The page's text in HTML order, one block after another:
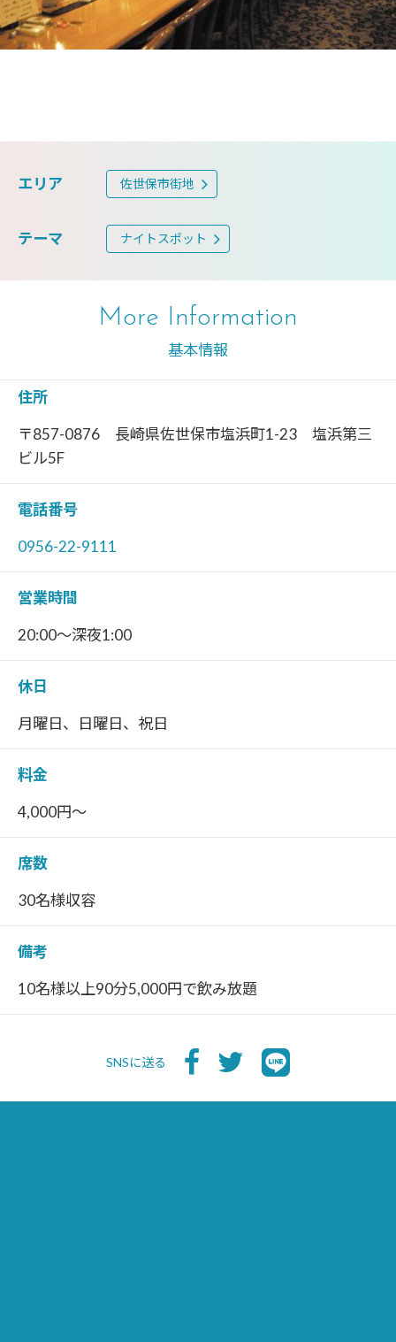
エリア 佐世保市街地
テーマ ナイトスポット
More Information
基本情報
住所
〒857-0876 長崎県佐世保市塩浜町1-23 塩浜第三
ビル5F
電話番号
0956-22-9111
営業時間
20:00～深夜1:00
休日
月曜日、日曜日、祝日
料金
4,000円～
席数
30名様収容
備考
10名様以上90分5,000円で飲み放題
SNSに送る